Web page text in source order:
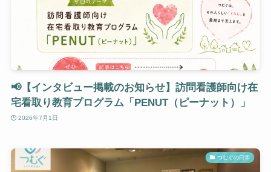
📢【インタビュー掲載のお知らせ】訪問看護師向け在
宅看取り教育プログラム「PENUT（ピーナット）」
2026年7月1日
つむぐの日常